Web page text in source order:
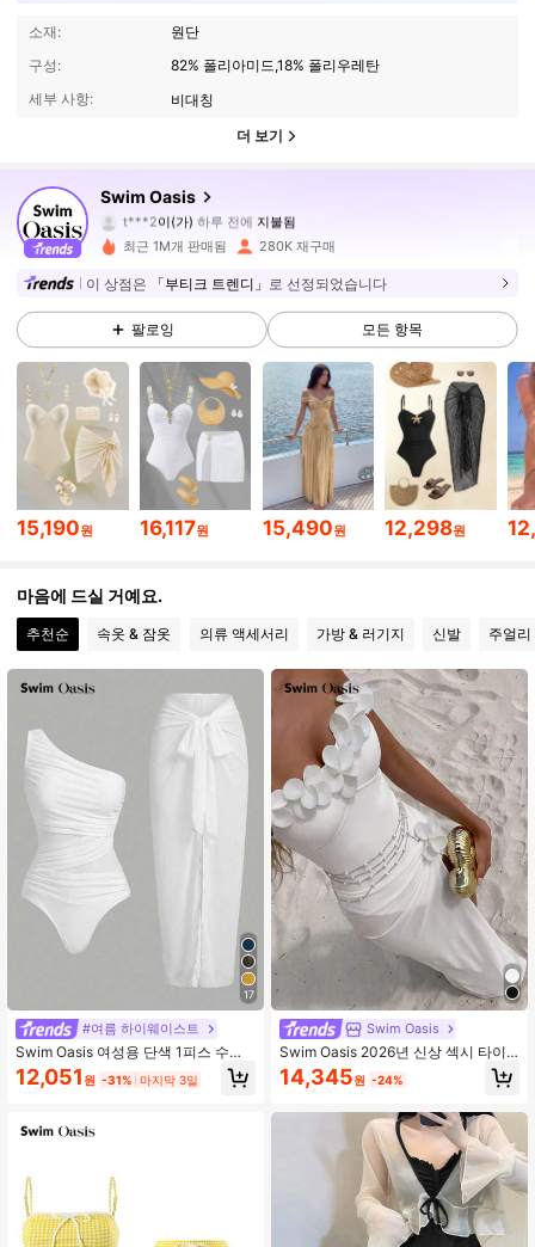
소재:
원단
구성:
82% 폴리아미드,18% 폴리우레탄
세부 사항:
비대칭
더 보기
Swim Oasis
4.92
391K 팔로워
t***2이(가) 하루 전에 지불됨
p***y다음10분 전에
4.92 391K 팔로워
4.92
4.92 391K 팔로워
4.92 391K 팔로워
4.92 391K 팔로워
391K 팔로워
391K 팔로워
391K 팔로워
최근 1M개 판매됨 280K 재구매
이 상점은 「부티크 트렌디」 로 선정되었습니다
팔로잉 모든 항목
15,190원 16,117원 15,490원 12,298원
마음에 드실 거예요.
추천순 속옷 & 잠옷 의류 액세서리 가방 & 러기지 신발 주얼
17
#여름 하이웨이스트
Swim Oasis 여성용 단색 1피스 수영
복 커버업 스커트 (해변/리조트용)
12,051 원 -31% 마지막 3일
Swim Oasis
Swim Oasis 2026년 신상 섹시 타이
트핏 화이트 메시 스커트, 화이트 핸드
메이드 플라워 트림, 솔리드 컬러 캐미
롭탑 및 미니 스커트 2피스 세트, 여름
14,345원 -24%